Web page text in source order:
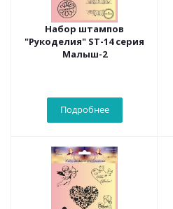
Набор штампов
"Рукоделия" ST-14 серия
Малыш-2
Подробнее